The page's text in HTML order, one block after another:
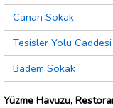
Canan Sokak
Tesisler Yolu Caddesi
Badem Sokak
Yüzme Havuzu,